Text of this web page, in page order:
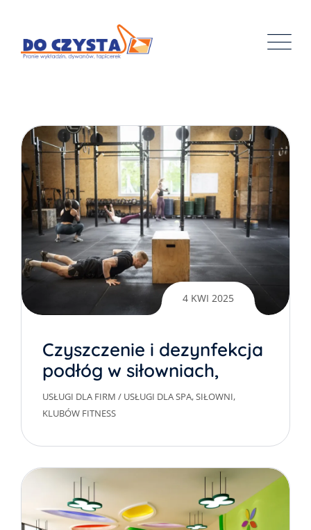
content
4 KWI 2025
Czyszczenie i dezynfekcja
podłóg w siłowniach,
czyszczenie mat
gumowych
USŁUGI DLA FIRM / USŁUGI DLA SPA, SIŁOWNI,
KLUBÓW FITNESS